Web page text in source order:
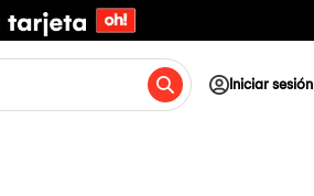
Iniciar sesión